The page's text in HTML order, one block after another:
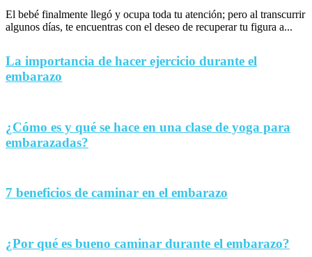
El bebé finalmente llegó y ocupa toda tu atención; pero al transcurrir
algunos días, te encuentras con el deseo de recuperar tu figura a...
La importancia de hacer ejercicio durante el
embarazo
¿Cómo es y qué se hace en una clase de yoga para
embarazadas?
7 beneficios de caminar en el embarazo
¿Por qué es bueno caminar durante el embarazo?